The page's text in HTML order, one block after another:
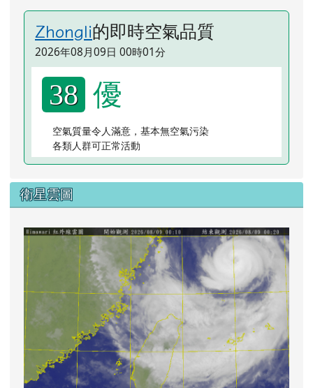
Zhongli的即時空氣品質
2026年08月09日 00時01分
38 優
空氣質量令人滿意，基本無空氣污染
各類人群可正常活動
衛星雲圖
link